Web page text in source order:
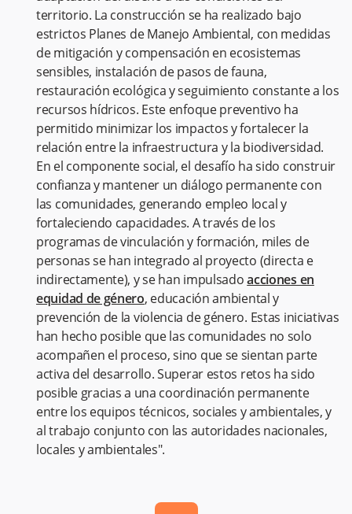
territorio. La construcción se ha realizado bajo
estrictos Planes de Manejo Ambiental, con medidas
de mitigación y compensación en ecosistemas
sensibles, instalación de pasos de fauna,
restauración ecológica y seguimiento constante a los
recursos hídricos. Este enfoque preventivo ha
permitido minimizar los impactos y fortalecer la
relación entre la infraestructura y la biodiversidad.
En el componente social, el desafío ha sido construir
confianza y mantener un diálogo permanente con
las comunidades, generando empleo local y
fortaleciendo capacidades. A través de los
programas de vinculación y formación, miles de
personas se han integrado al proyecto (directa e
indirectamente), y se han impulsadoacciones en
equidad de género, educación ambiental y
prevención de la violencia de género. Estas iniciativas
han hecho posible que las comunidades no solo
acompañen el proceso, sino que se sientan parte
activa del desarrollo. Superar estos retos ha sido
posible gracias a una coordinación permanente
entre los equipos técnicos, sociales y ambientales, y
al trabajo conjunto con las autoridades nacionales,
locales y ambientales".